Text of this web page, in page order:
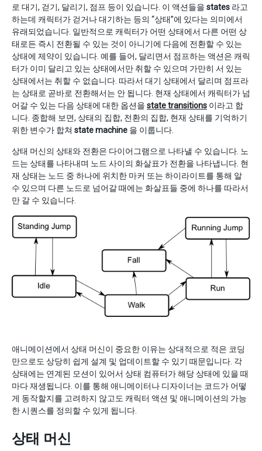
로 대기, 걷기, 달리기, 점프 등이 있습니다. 이 액션들을 states 라고
하는데 캐릭터가 걷거나 대기하는 등의 “상태”에 있다는 의미에서
유래되었습니다. 일반적으로 캐릭터가 어떤 상태에서 다른 어떤 상
태로든 즉시 전환될 수 있는 것이 아니기에 다음에 전환할 수 있는
상태에 제약이 있습니다. 예를 들어, 달리면서 점프하는 액션은 캐릭
터가 이미 달리고 있는 상태에서만 취할 수 있으며 가만히 서 있는
상태에서는 취할 수 없습니다. 따라서 대기 상태에서 달리며 점프라
는 상태로 곧바로 전환해서는 안 됩니다. 현재 상태에서 캐릭터가 넘
어갈 수 있는 다음 상태에 대한 옵션을 state transitions 이라고 합
니다. 종합해 보면, 상태의 집합, 전환의 집합, 현재 상태를 기억하기
위한 변수가 합쳐 state machine 을 이룹니다.
상태 머신의 상태와 전환은 다이어그램으로 나타낼 수 있습니다. 노
드는 상태를 나타내며 노드 사이의 화살표가 전환을 나타냅니다. 현
재 상태는 노드 중 하나에 위치한 마커 또는 하이라이트를 통해 알
수 있으며 다른 노드로 넘어갈 때에는 화살표들 중에 하나를 따라서
만 갈 수 있습니다.
애니메이션에서 상태 머신이 중요한 이유는 상대적으로 적은 코딩
만으로도 상당히 쉽게 설계 및 업데이트할 수 있기 때문입니다. 각
상태에는 연계된 모션이 있어서 상태 컴퓨터가 해당 상태에 있을 때
마다 재생됩니다. 이를 통해 애니메이터나 디자이너는 코드가 어떻
게 동작할지를 고려하지 않고도 캐릭터 액션 및 애니메이션의 가능
한 시퀀스를 정의할 수 있게 됩니다.
상태 머신